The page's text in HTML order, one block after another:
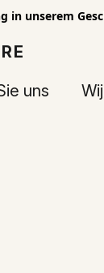
in unserem
uns